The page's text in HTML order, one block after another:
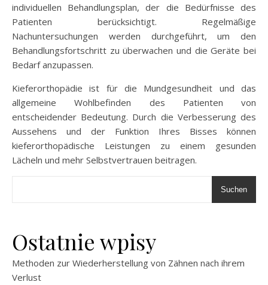
individuellen Behandlungsplan, der die Bedürfnisse des
Patienten berücksichtigt. Regelmäßige
Nachuntersuchungen werden durchgeführt, um den
Behandlungsfortschritt zu überwachen und die Geräte bei
Bedarf anzupassen.
Kieferorthopädie ist für die Mundgesundheit und das
allgemeine Wohlbefinden des Patienten von
entscheidender Bedeutung. Durch die Verbesserung des
Aussehens und der Funktion Ihres Bisses können
kieferorthopädische Leistungen zu einem gesunden
Lächeln und mehr Selbstvertrauen beitragen.
Suchen
Ostatnie wpisy
Methoden zur Wiederherstellung von Zähnen nach ihrem
Verlust